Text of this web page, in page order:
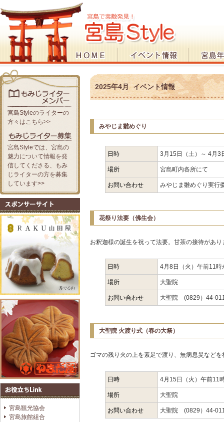
2025年4月 イベント情報
みやじま雛めぐり
日時 3月15日（土）～ 4月3
場所 宮島町内各所にて
お問い合わせ みやじま雛めぐり実行
花祭り法要（佛生会）
お釈迦様の誕生を祝って法要。甘茶の接待があり
日時 4月8日（火）午前11時
場所 大聖院
お問い合わせ 大聖院 (0829）44-
大聖院 火渡り式（春の大祭）
ゴマの残り火の上を素足で渡り、無病息災などを
日時 4月15日（火）午前11
場所 大聖院
お問い合わせ 大聖院 (0829）44-
宮島Styleのライターの
方々はこちら>>
宮島Styleでは、宮島の
魅力について情報を発
信してくださる、もみ
じライターの方を募集
しています>>
宮島観光協会
宮島旅館組合